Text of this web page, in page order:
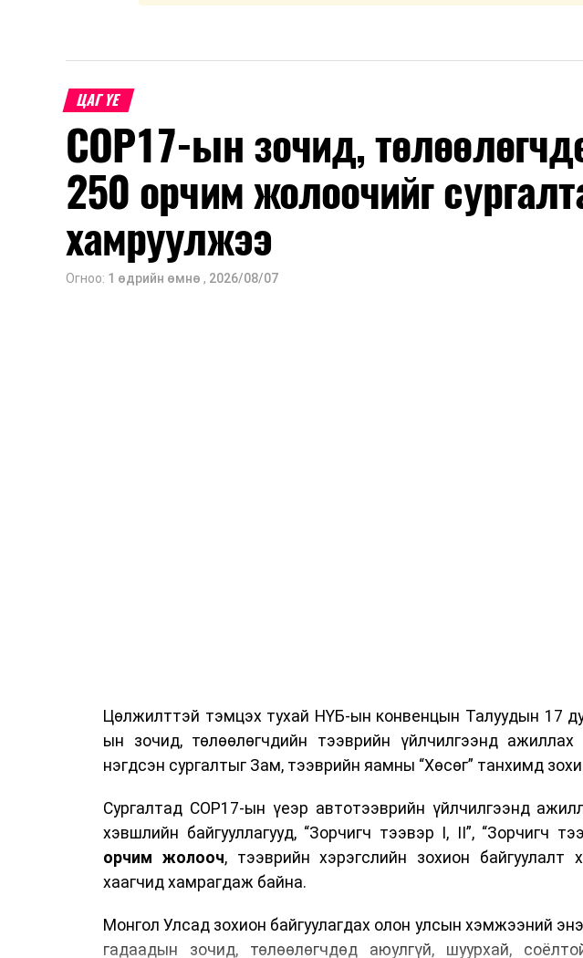
ЦАГ ҮЕ
COP17-ын зочид,
250 орчим жолоочийг
хамруулжээ
Огноо: 1 өдрийн өмнө , 2026/08/07
Цөлжилттэй тэмцэх тухай НҮБ-ын конвенцын Талуудын 17
ын зочид, төлөөлөгчдийн тээврийн үйлчилгээнд
нэгдсэн сургалтыг Зам, тээврийн яамны “Хөсөг” танхимд
Сургалтад COP17-ын үеэр автотээврийн үйлчилгээнд
хэвшлийн байгууллагууд, “Зорчигч тээвэр I, II”, “Зорчигч
орчим жолооч, тээврийн хэрэгслийн зохион байгуулалт
хаагчид хамрагдаж байна.
Монгол Улсад зохион байгуулагдах олон улсын хэмжээний
гадаадын зочид, төлөөлөгчдөд аюулгүй, шуурхай,